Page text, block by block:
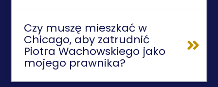
Czy muszę mieszkać w
Chicago, aby zatrudnić
Piotra Wachowskiego jako
mojego prawnika?